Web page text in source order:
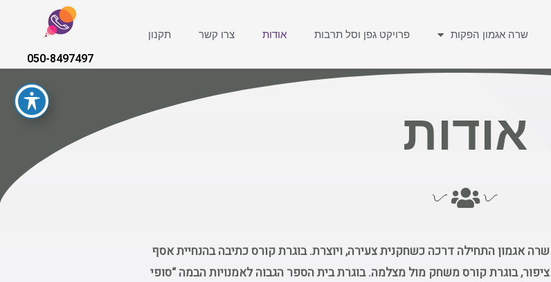
שרה אגמון הפקות פרויקט גפן וסל תרבות אודות צרו קשר תקנון
050-8497497
אודות
שרה אגמון התחילה דרכה כשחקנית צעירה, ויוצרת. בוגרת קורס כתיבה בהנחיית אסף
ציפור, בוגרת קורס משחק מול מצלמה. בוגרת בית הספר הגבוה לאמנויות הבמה “סופי